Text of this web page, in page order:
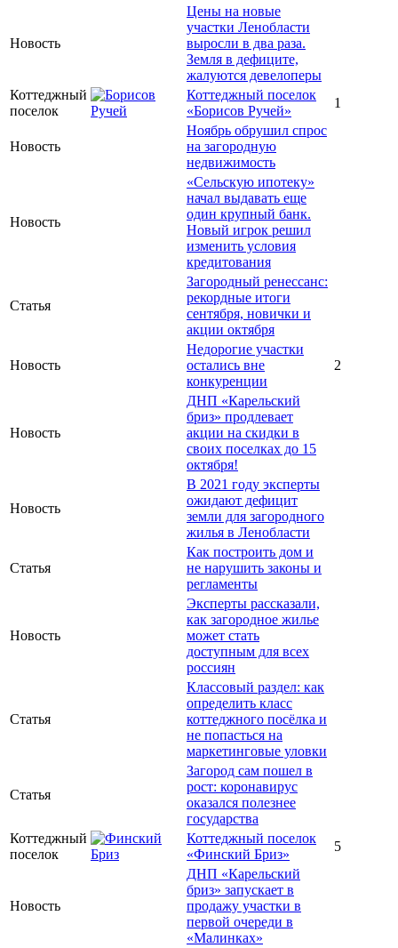
Новость
Цены на новые
участки Ленобласти
выросли в два раза.
Земля в дефиците,
жалуются девелоперы
Коттеджный
поселок
Коттеджный поселок
«Борисов Ручей»
1
Новость
Ноябрь обрушил спрос
на загородную
недвижимость
Новость
«Сельскую ипотеку»
начал выдавать еще
один крупный банк.
Новый игрок решил
изменить условия
кредитования
Статья
Загородный ренессанс:
рекордные итоги
сентября, новички и
акции октября
Новость
Недорогие участки
остались вне
конкуренции
2
Новость
ДНП «Карельский
бриз» продлевает
акции на скидки в
своих поселках до 15
октября!
Новость
В 2021 году эксперты
ожидают дефицит
земли для загородного
жилья в Ленобласти
Статья
Как построить дом и
не нарушить законы и
регламенты
Новость
Эксперты рассказали,
как загородное жилье
может стать
доступным для всех
россиян
Статья
Классовый раздел: как
определить класс
коттеджного посёлка и
не попасться на
маркетинговые уловки
Статья
Загород сам пошел в
рост: коронавирус
оказался полезнее
государства
Коттеджный
поселок
Коттеджный поселок
«Финский Бриз»
5
Новость
ДНП «Карельский
бриз» запускает в
продажу участки в
первой очереди в
«Малинках»